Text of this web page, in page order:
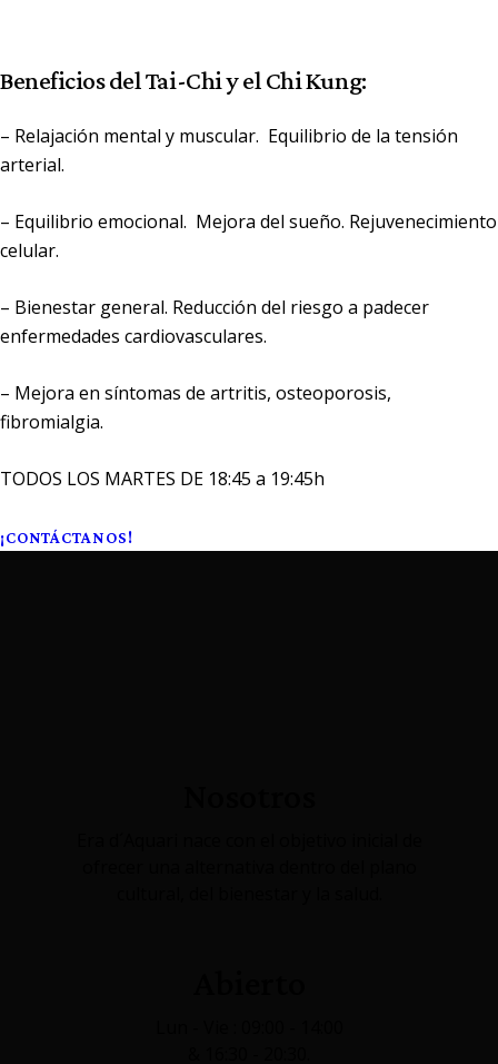
Beneficios del Tai-Chi y el Chi Kung:
– Relajación mental y muscular. Equilibrio de la tensión
arterial.
– Equilibrio emocional. Mejora del sueño. Rejuvenecimiento
celular.
– Bienestar general. Reducción del riesgo a padecer
enfermedades cardiovasculares.
– Mejora en síntomas de artritis, osteoporosis,
fibromialgia.
TODOS LOS MARTES DE 18:45 a 19:45h
¡CONTÁCTANOS!